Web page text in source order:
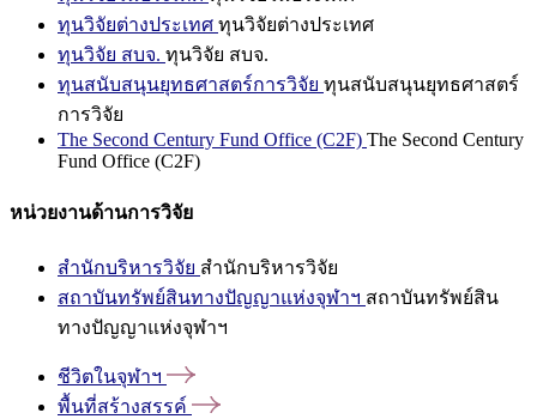
ทุนวิจัยต่างประเทศ ทุนวิจัยต่างประเทศ
ทุนวิจัย สบจ. ทุนวิจัย สบจ.
ทุนสนับสนุนยุทธศาสตร์การวิจัย ทุนสนับสนุนยุทธศาสตร์
การวิจัย
The Second Century Fund Office (C2F) The Second Century
Fund Office (C2F)
หน่วยงานด้านการวิจัย
สำนักบริหารวิจัย สำนักบริหารวิจัย
สถาบันทรัพย์สินทางปัญญาแห่งจุฬาฯ สถาบันทรัพย์สิน
ทางปัญญาแห่งจุฬาฯ
ชีวิตในจุฬาฯ
พื้นที่สร้างสรรค์